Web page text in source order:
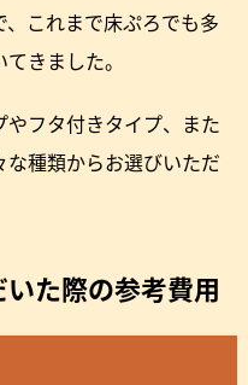
これまで床ぷろでも多
きました。
フタ付きタイプ、また
種類からお選びいただ
た際の参考費用